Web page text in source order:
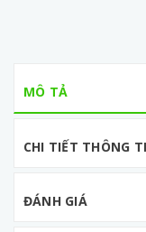
MÔ TẢ
CHI TIẾT THÔNG
ĐÁNH GIÁ